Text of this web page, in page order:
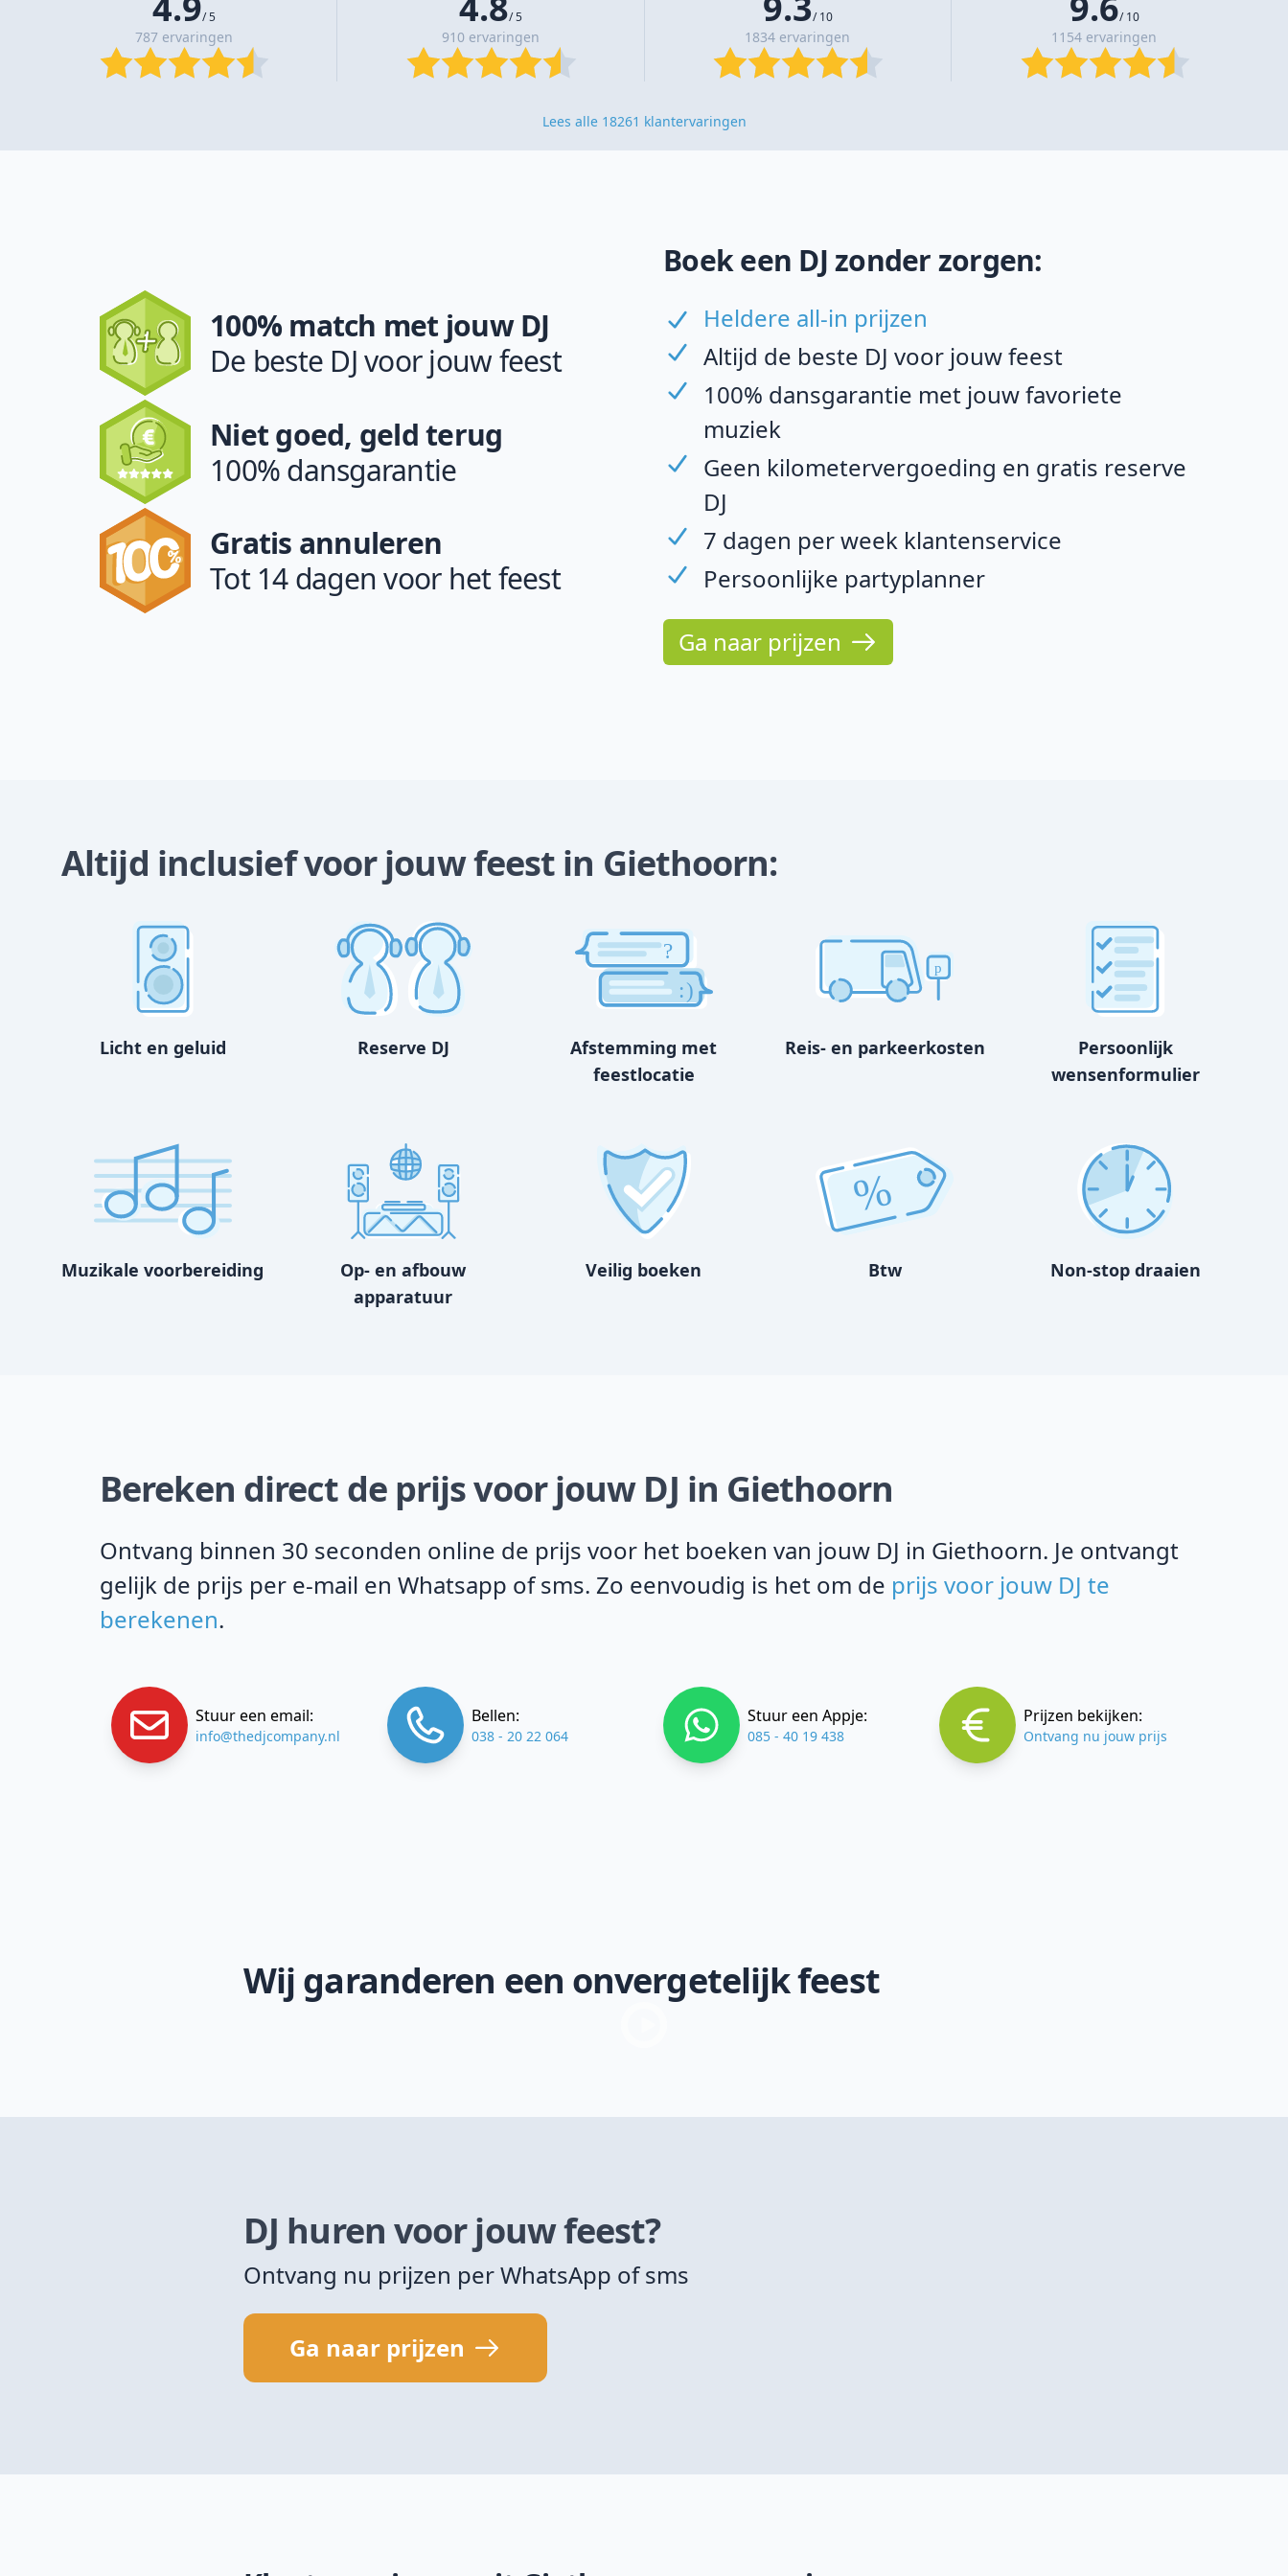
/ 5
787 ervaringen
/ 5
910 ervaringen
/ 10
1834 ervaringen
/ 10
1154 ervaringen
Lees alle 18261 klantervaringen
100% match met jouw DJ
De beste DJ voor jouw feest
Niet goed, geld terug
100% dansgarantie
Gratis annuleren
Tot 14 dagen voor het feest
Boek een DJ zonder zorgen:
Heldere all-in prijzen
Altijd de beste DJ voor jouw feest
100% dansgarantie met jouw favoriete
muziek
Geen kilometervergoeding en gratis reserve
DJ
7 dagen per week klantenservice
Persoonlijke partyplanner
Ga naar prijzen
Altijd inclusief voor jouw feest in Giethoorn:
Licht en geluid Reserve DJ
?
:)
Afstemming met
feestlocatie
p
Reis- en parkeerkosten
Persoonlijk
wensenformulier
Muzikale voorbereiding
Op- en afbouw
apparatuur
Veilig boeken
%
Btw Non-stop draaien
Bereken direct de prijs voor jouw DJ in Giethoorn
Ontvang binnen 30 seconden online de prijs voor het boeken van jouw DJ in Giethoorn. Je ontvangt
gelijk de prijs per e-mail en Whatsapp of sms. Zo eenvoudig is het om de prijs voor jouw DJ te
berekenen.
Stuur een email:
info@thedjcompany.nl
Bellen:
038 - 20 22 064
Stuur een Appje:
085 - 40 19 438
Prijzen bekijken:
Ontvang nu jouw prijs
Wij garanderen een onvergetelijk feest
DJ huren voor jouw feest?
Ontvang nu prijzen per WhatsApp of sms
Ga naar prijzen